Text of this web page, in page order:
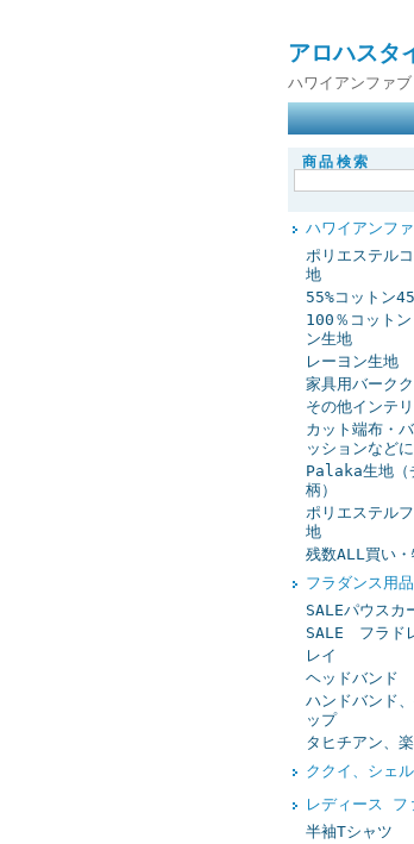
アロハスタ
ハワイアンファ
商品検索
ハワイアンフ
ポリエステル
地
55%コットン
100％コットン
ン生地
レーヨン生地
家具用バーク
その他インテ
カット端布・
ッションなど
Palaka生地（
柄）
ポリエステル
地
残数ALL買い
フラダンス用品
SALEパウスカ
SALE フラド
レイ
ヘッドバンド
ハンドバンド
ップ
タヒチアン、
ククイ、シェ
レディース フ
半袖Tシャツ